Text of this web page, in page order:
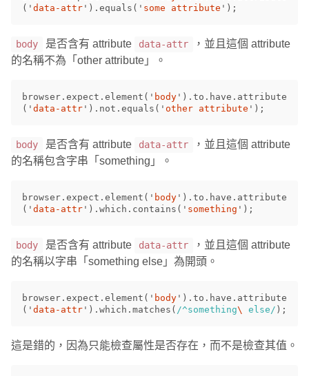
( ' data-attr ' ). equals ( ' some attribute ' );
body 是否含有 attribute data-attr
，並且這個 attribute
的名稱不為「other attribute」。
browser . expect . element ( ' body ' ). to . have . attribute
( ' data-attr ' ). not . equals ( ' other attribute ' );
body 是否含有 attribute data-attr
，並且這個 attribute
的名稱包含字串「something」。
browser . expect . element ( ' body ' ). to . have . attribute
( ' data-attr ' ). which . contains ( ' something ' );
body 是否含有 attribute data-attr
，並且這個 attribute
的名稱以字串「something else」為開頭。
browser . expect . element ( ' body ' ). to . have . attribute
( ' data-attr ' ). which . matches ( /^something\ else/ );
這是錯的，因為只能檢查屬性是否存在，而不是檢查其值。